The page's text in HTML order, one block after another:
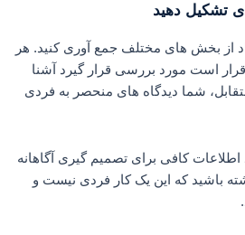
تشکیل دهید
از بخش های مختلف جمع آوری کنید. هر
قرار است مورد بررسی قرار گیرد آشنا
شما دیدگاه های منحصر به فردی
کافی برای تصمیم گیری آگاهانه
باشید که این یک کار فردی نیست و